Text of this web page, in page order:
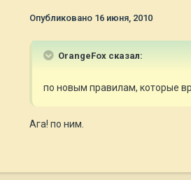
Опубликовано 16 июня, 2010
OrangeFox сказал:
по новым правилам, которые
Ага! по ним.